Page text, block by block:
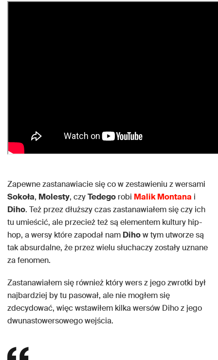
Zapewne zastanawiacie się co w zestawieniu z wersami
Sokoła, Molesty, czyTedego robi Malik Montana i
Diho. Też przez dłuższy czas zastanawiałem się czy ich
tu umieścić, ale przecież też są elementem kultury hip-
hop, a wersy które zapodał nam Dihow tym utworze są
tak absurdalne, że przez wielu słuchaczy zostały uznane
za fenomen.
Zastanawiałem się również który wers z jego zwrotki był
najbardziej by tu pasował, ale nie mogłem się
zdecydować, więc wstawiłem kilka wersów Diho z jego
dwunastowersowego wejścia.